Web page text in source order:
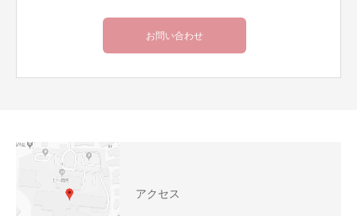
お問い合わせ
アクセス